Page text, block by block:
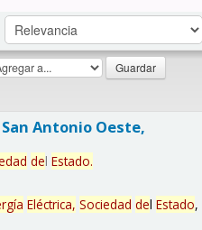
Antonio Oeste,
del Estado.
Eléctrica, Sociedad del Estado,